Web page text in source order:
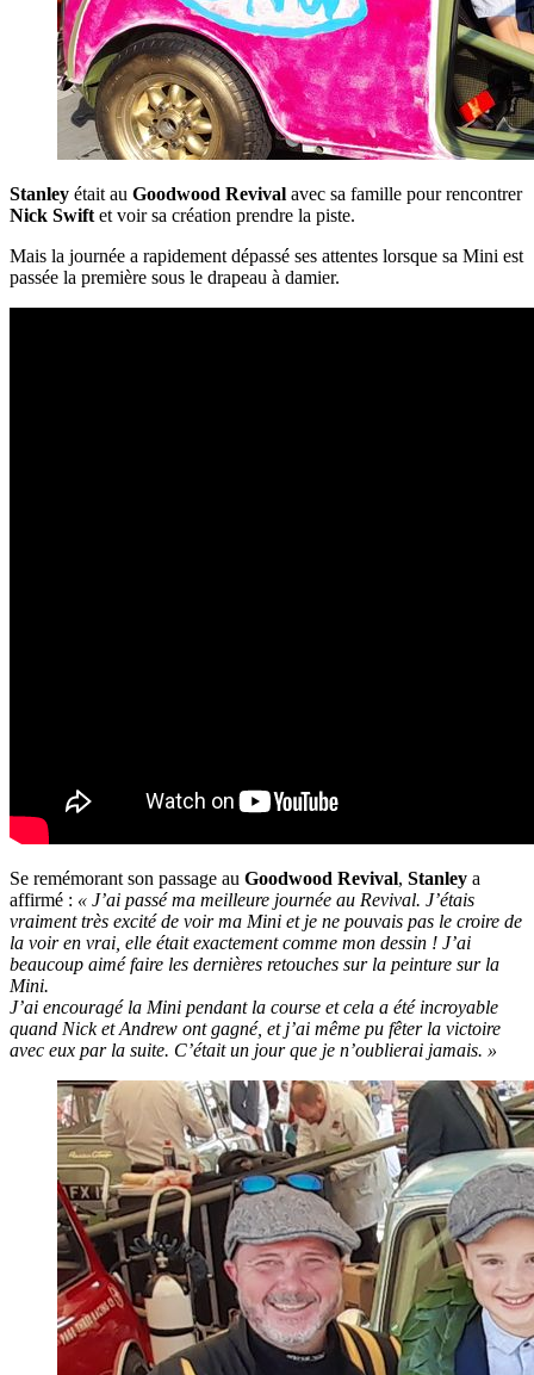
Stanley était au Goodwood Revival avec sa famille pour rencontrer
Nick Swiftet voir sa création prendre la piste.
Mais la journée a rapidement dépassé ses attentes lorsque sa Mini est
passée la première sous le drapeau à damier.
Se remémorant son passage au Goodwood Revival, Stanley a
affirmé : « J’ai passé ma meilleure journée au Revival. J’étais
vraiment très excité de voir ma Mini et je ne pouvais pas le croire de
la voir en vrai, elle était exactement comme mon dessin ! J’ai
beaucoup aimé faire les dernières retouches sur la peinture sur la
Mini.
J’ai encouragé la Mini pendant la course et cela a été incroyable
quand Nick et Andrew ont gagné, et j’ai même pu fêter la victoire
avec eux par la suite. C’était un jour que je n’oublierai jamais. »